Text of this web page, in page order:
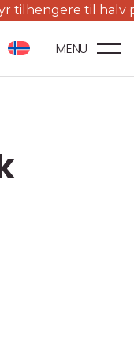
MENU
til halv pris og